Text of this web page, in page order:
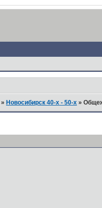
»Новосибирск 40-х - 50-х »